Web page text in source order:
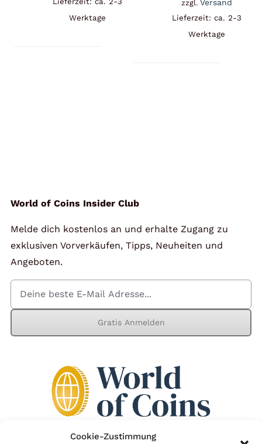
Cookie-Zustimmung
Werktage
zzgl.Versand
Lieferzeit: ca. 2-3
Werktage
World of Coins Insider Club
Melde dich kostenlos an und erhalte Zugang zu
exklusiven Vorverkäufen, Tipps, Neuheiten und
Angeboten.
Gratis Anmelden